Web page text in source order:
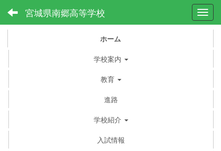
宮城県南郷高等学校
ホーム
学校案内
教育
進路
学校紹介
入試情報